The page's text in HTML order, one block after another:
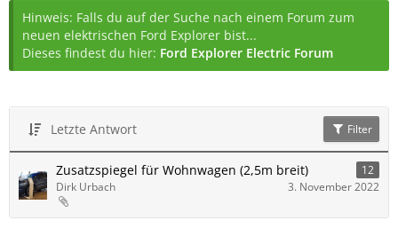
Hinweis: Falls du auf der Suche nach einem Forum zum
neuen elektrischen Ford Explorer bist...
Dieses findest du hier: Ford Explorer Electric Forum
Letzte Antwort Filter
Zusatzspiegel für Wohnwagen (2,5m breit)
12
Dirk Urbach
3. November 2022